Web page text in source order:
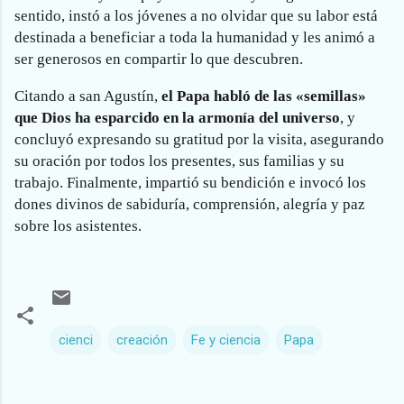
sentido, instó a los jóvenes a no olvidar que su labor está
destinada a beneficiar a toda la humanidad y les animó a
ser generosos en compartir lo que descubren.
Citando a san Agustín, el Papa habló de las «semillas»
que Dios ha esparcido en la armonía del universo, y
concluyó expresando su gratitud por la visita, asegurando
su oración por todos los presentes, sus familias y su
trabajo. Finalmente, impartió su bendición e invocó los
dones divinos de sabiduría, comprensión, alegría y paz
sobre los asistentes.
cienci creación Fe y ciencia Papa